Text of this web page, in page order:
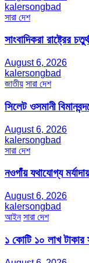
kalersongbad
সারা দেশ
সাংবাদিকরা রাষ্ট্রের
August 6, 2026
kalersongbad
জাতীয় সারা দেশ
সিলেট ওসমানী
August 6, 2026
kalersongbad
সারা দেশ
নওগাঁয় যথাযোগ্য
August 6, 2026
kalersongbad
আইন সারা দেশ
১ কোটি ১০ লাখ টাকার